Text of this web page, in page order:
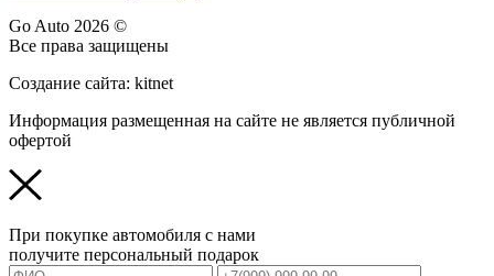
Go Auto 2026 ©
Все права защищены
Создание сайта: kitnet
Информация размещенная на сайте не является публичной
офертой
При покупке автомобиля с нами
получите персональный подарок